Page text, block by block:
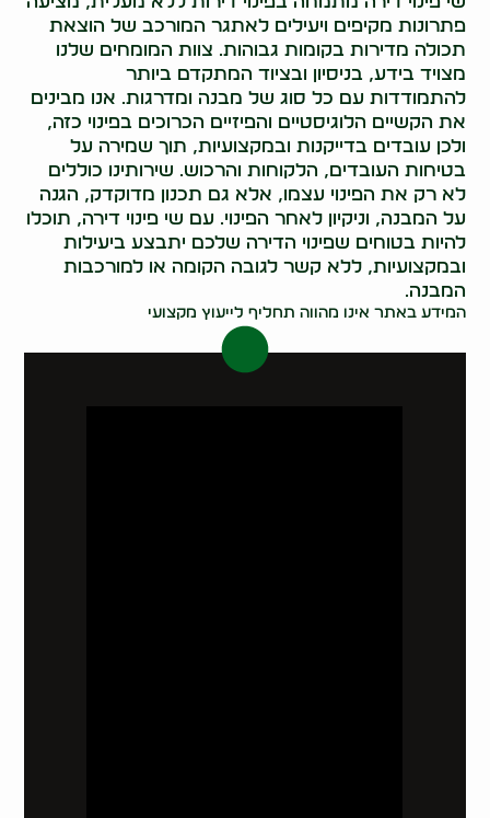
פתרונות מקיפים ויעילים לאתגר המורכב של הוצאת
תכולה מדירות בקומות גבוהות. צוות המומחים שלנו
מצויד בידע, בניסיון ובציוד המתקדם ביותר
להתמודדות עם כל סוג של מבנה ומדרגות. אנו מבינים
את הקשיים הלוגיסטיים והפיזיים הכרוכים בפינוי כזה,
ולכן עובדים בדייקנות ובמקצועיות, תוך שמירה על
בטיחות העובדים, הלקוחות והרכוש. שירותינו כוללים
לא רק את הפינוי עצמו, אלא גם תכנון מדוקדק, הגנה
על המבנה, וניקיון לאחר הפינוי. עם שי פינוי דירה, תוכלו
להיות בטוחים שפינוי הדירה שלכם יתבצע ביעילות
ובמקצועיות, ללא קשר לגובה הקומה או למורכבות
המבנה.
המידע באתר אינו מהווה תחליף לייעוץ מקצועי